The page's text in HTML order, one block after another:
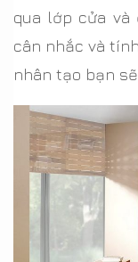
qua lớp cửa và
cân nhắc và
nhân tạo bạn